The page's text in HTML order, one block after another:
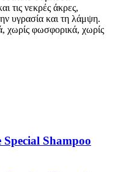
τις νεκρές άκρες,
υγρασία και τη λάμψη.
χωρίς φωσφορικά, χωρίς
Shampoo